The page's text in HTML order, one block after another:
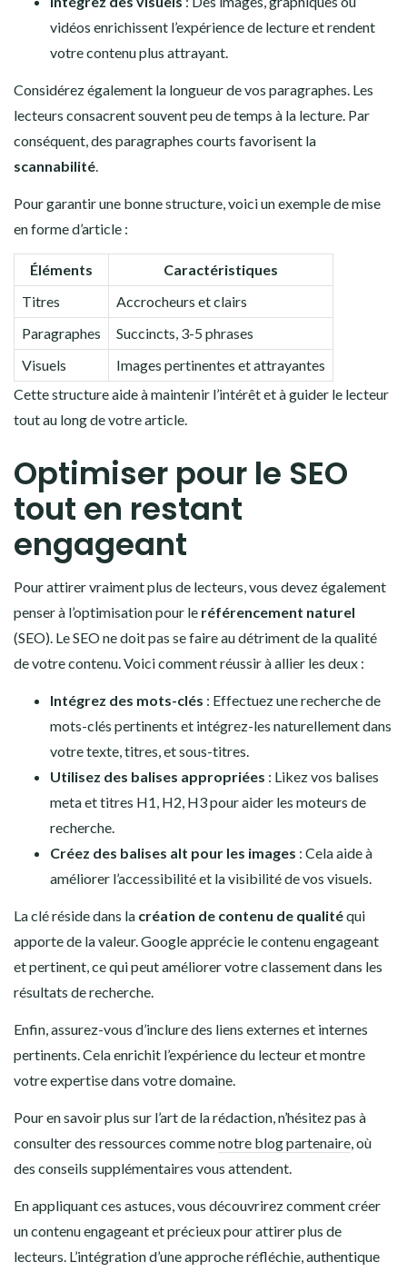
vidéos enrichissent l’expérience de lecture et rendent
votre contenu plus attrayant.
Considérez également la longueur de vos paragraphes. Les
lecteurs consacrent souvent peu de temps à la lecture. Par
conséquent, des paragraphes courts favorisent la
scannabilité.
Pour garantir une bonne structure, voici un exemple de mise
en forme d’article :
Éléments
Caractéristiques
Titres
Accrocheurs et clairs
Paragraphes
Succincts, 3-5 phrases
Visuels
Images pertinentes et attrayantes
Cette structure aide à maintenir l’intérêt et à guider le lecteur
tout au long de votre article.
Optimiser pour le SEO
tout en restant
engageant
Pour attirer vraiment plus de lecteurs, vous devez également
penser à l’optimisation pour le référencement naturel
(SEO). Le SEO ne doit pas se faire au détriment de la qualité
de votre contenu. Voici comment réussir à allier les deux :
Intégrez des mots-clés : Effectuez une recherche de
mots-clés pertinents et intégrez-les naturellement dans
votre texte, titres, et sous-titres.
Utilisez des balises appropriées : Likez vos balises
meta et titres H1, H2, H3 pour aider les moteurs de
recherche.
Créez des balises alt pour les images : Cela aide à
améliorer l’accessibilité et la visibilité de vos visuels.
La clé réside dans la création de contenu de qualitéqui
apporte de la valeur. Google apprécie le contenu engageant
et pertinent, ce qui peut améliorer votre classement dans les
résultats de recherche.
Enfin, assurez-vous d’inclure des liens externes et internes
pertinents. Cela enrichit l’expérience du lecteur et montre
votre expertise dans votre domaine.
Pour en savoir plus sur l’art de la rédaction, n’hésitez pas à
consulter des ressources commenotre blog partenaire, où
des conseils supplémentaires vous attendent.
En appliquant ces astuces, vous découvrirez comment créer
un contenu engageant et précieux pour attirer plus de
lecteurs. L’intégration d’une approche réfléchie, authentique